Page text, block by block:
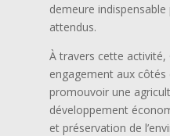
demeure
attendus.
À travers cette activité,
engagement aux côtés
promouvoir une
développement
et préservation de